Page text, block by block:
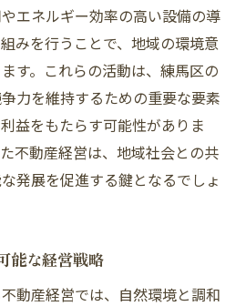
エネルギー効率の高い設備の導
みを行うことで、地域の環境意
す。これらの活動は、練馬区の
力を維持するための重要な要素
益をもたらす可能性がありま
不動産経営は、地域社会との共
発展を促進する鍵となるでしょ
能な経営戦略
動産経営では、自然環境と調和